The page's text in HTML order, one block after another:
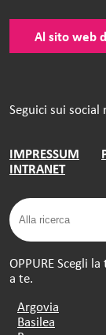
Al sito web
Seguici sui social
IMPRESSUM
INTRANET
OPPURE Scegli
a te.
Argovia
Basilea